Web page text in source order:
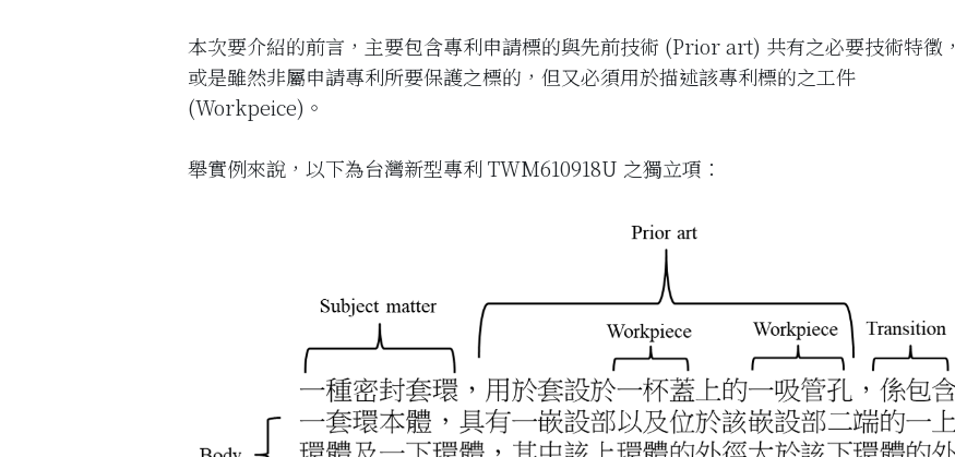
本次要介紹的前言，主要包含專利申請標的與先前技術 (Prior art) 共有之必要技術特徵，
或是雖然非屬申請專利所要保護之標的，但又必須用於描述該專利標的之工件
(Workpeice)。
舉實例來說，以下為台灣新型專利 TWM610918U 之獨立項：